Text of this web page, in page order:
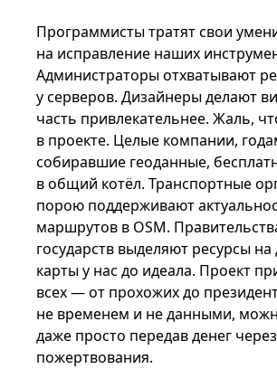
Программисты тратят свои
на исправление наших
Администраторы отхватывают
у серверов. Дизайнеры делают
часть привлекательнее. Жаль,
в проекте. Целые компании,
собиравшие геоданные,
в общий котёл. Транспортные
порою поддерживают
маршрутов в OSM.
государств выделяют ресурсы
карты у нас до идеала. Проект
всех — от прохожих до
не временем и не данными,
даже просто передав денег через
пожертвования.